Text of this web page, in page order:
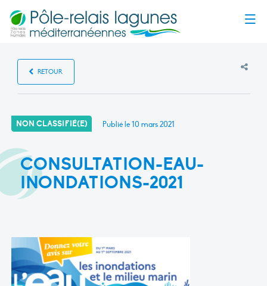
RETOUR
NON CLASSIFIÉ(E) Publié le10 mars 2021
CONSULTATION-EAU-
INONDATIONS-2021